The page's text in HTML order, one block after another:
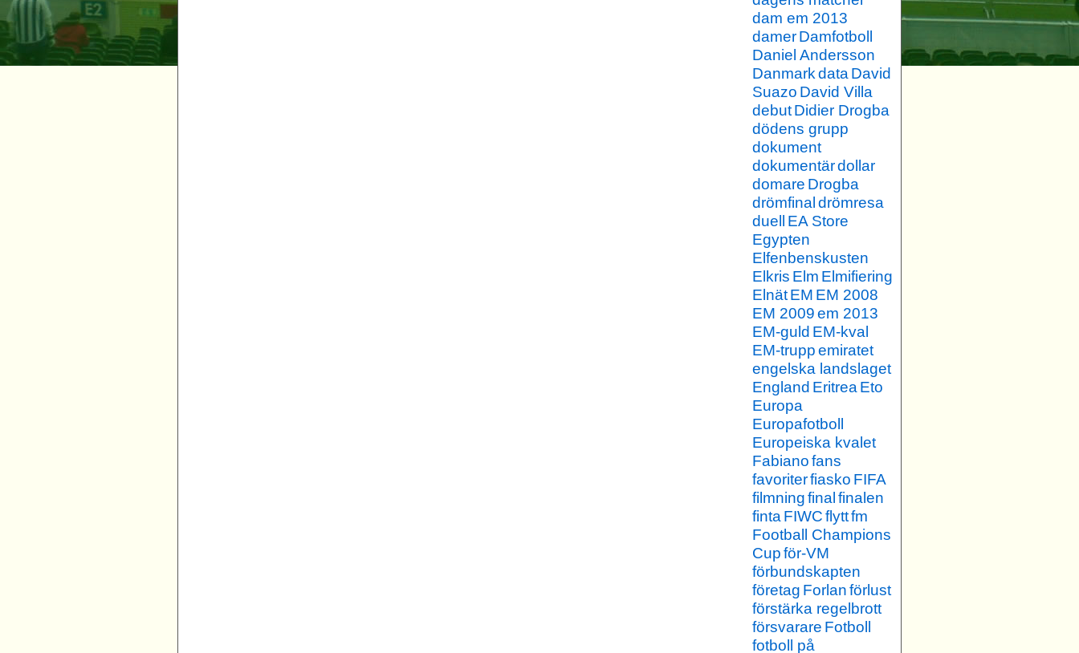
dam em 2013
damerDamfotboll
Daniel Andersson
Danmarkdata David
Suazo David Villa
debutDidier Drogba
dödens grupp
dokument
dokumentärdollar
domare Drogba
drömfinaldrömresa
duell EA Store
Egypten
Elfenbenskusten
Elkris Elm Elmifiering
ElnätEM EM 2008
EM 2009em 2013
EM-guld EM-kval
EM-truppemiratet
engelska landslaget
England Eritrea Eto
Europa
Europafotboll
Europeiska kvalet
Fabianofans
favoriterfiasko FIFA
filmningfinalfinalen
finta FIWCflyttfm
Football Champions
Cupför-VM
förbundskapten
företag Forlanförlust
förstärka regelbrott
försvarare Fotboll
fotboll på